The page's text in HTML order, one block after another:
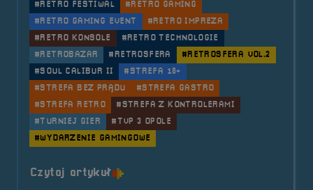
#RETRO FESTIWAL
#RETRO GAMING
#RETRO GAMING EVENT
#RETRO IMPREZA
#RETRO KONSOLE
#RETRO TECHNOLOGIE
#RETROBAZAR
#RETROSFERA
#RETROSFERA VOL.2
#SOUL CALIBUR II
#STREFA 18+
#STREFA BEZ PRĄDU
#STREFA GASTRO
#STREFA RETRO
#STREFA Z KONTROLERAMI
#TURNIEJ GIER
#TVP 3 OPOLE
#WYDARZENIE GAMINGOWE
Czytaj artykuło tytule 2018.09.21, 22 i 23